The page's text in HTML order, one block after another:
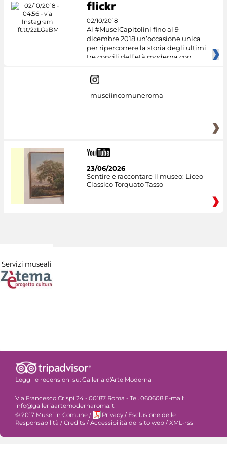
02/10/2018
Ai #MuseiCapitolini fino al 9
dicembre 2018 un’occasione unica
per ripercorrere la storia degli ultimi
tre concili dell’età moderna con
museiincomuneroma
23/06/2026
Sentire e raccontare il museo: Liceo
Classico Torquato Tasso
Servizi museali
Leggi le recensioni su: Galleria d'Arte Moderna
Via Francesco Crispi 24 - 00187 Roma - Tel. 060608 E-mail:
info@galleriaartemodernaroma.it
© 2017 Musei in Comune / Privacy / Esclusione delle
Responsabilità /Credits /Accessibilità del sito web /XML-rss